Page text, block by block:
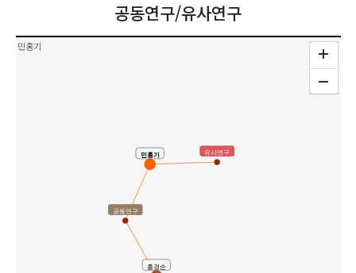
공동연구/유사연구
민홍기
홍경순
민홍기
공동연구
유사연구